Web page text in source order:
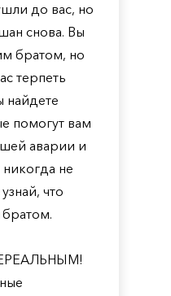
до вас, но
снова. Вы
братом, но
терпеть
найдете
помогут вам
аварии и
никогда не
что
братом.